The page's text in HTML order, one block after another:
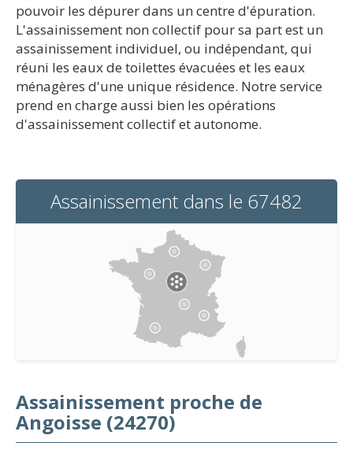
pouvoir les dépurer dans un centre d'épuration.
L'assainissement non collectif pour sa part est un
assainissement individuel, ou indépendant, qui
réuni les eaux de toilettes évacuées et les eaux
ménagères d'une unique résidence. Notre service
prend en charge aussi bien les opérations
d'assainissement collectif et autonome.
Assainissement dans le 67482
Assainissement proche de
Angoisse (24270)